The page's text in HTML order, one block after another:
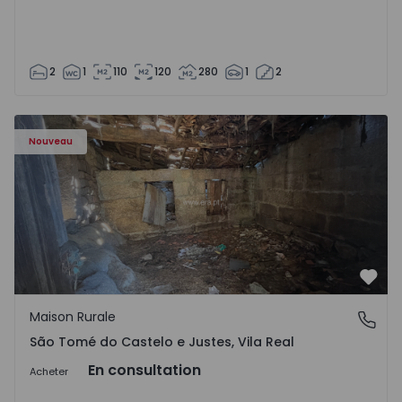
2 1 110 120 280 1 2
Nouveau
Maison Vila Real, São Tomé do Castelo e Justes -
São Tomé do Castelo e Justes, Vila Real
Maison Rurale
São Tomé do Castelo e Justes, Vila Real
Acheter En consultation